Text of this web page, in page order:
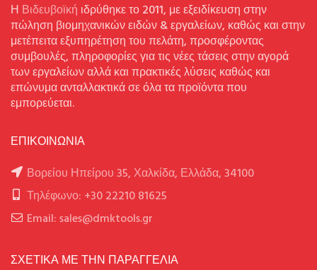
Η Βιδευβοϊκή ιδρύθηκε το 2011, με εξειδίκευση στην
πώληση βιομηχανικών ειδών & εργαλείων, καθώς και στην
μετέπειτα εξυπηρέτηση του πελάτη, προσφέροντας
συμβουλές, πληροφορίες για τις νέες τάσεις στην αγορά
των εργαλείων αλλά και πρακτικές λύσεις καθώς και
επώνυμα ανταλλακτικά σε όλα τα προϊόντα που
εμπορεύεται.
ΕΠΙΚΟΙΝΩΝΙΑ
Βορείου Ηπείρου 35, Χαλκίδα, Ελλάδα, 34100
Τηλέφωνο: +30 22210 81625
Email: sales@dmktools.gr
ΣΧΕΤΙΚΑ ΜΕ ΤΗΝ ΠΑΡΑΓΓΕΛΙΑ